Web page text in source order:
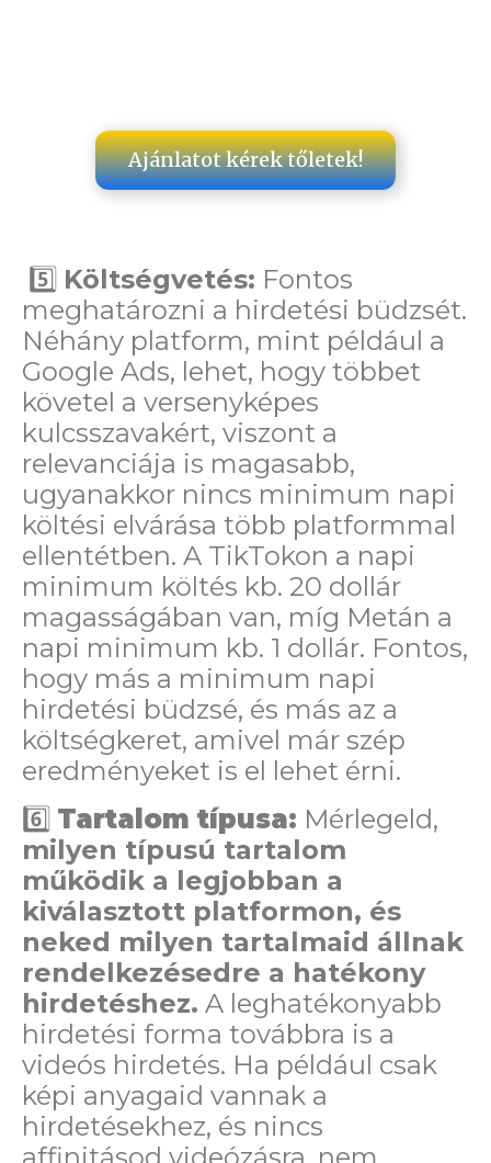
Ajánlatot kérek tőletek!
5️⃣ Költségvetés: Fontos
meghatározni a hirdetési büdzsét.
Néhány platform, mint például a
Google Ads, lehet, hogy többet
követel a versenyképes
kulcsszavakért, viszont a
relevanciája is magasabb,
ugyanakkor nincs minimum napi
költési elvárása több platformmal
ellentétben. A TikTokon a napi
minimum költés kb. 20 dollár
magasságában van, míg Metán a
napi minimum kb. 1 dollár. Fontos,
hogy más a minimum napi
hirdetési büdzsé, és más az a
költségkeret, amivel már szép
eredményeket is el lehet érni.
6️⃣ Tartalom típusa: Mérlegeld,
milyen típusú tartalom
működik a legjobban a
kiválasztott platformon, és
neked milyen tartalmaid állnak
rendelkezésedre a hatékony
hirdetéshez. A leghatékonyabb
hirdetési forma továbbra is a
videós hirdetés. Ha például csak
képi anyagaid vannak a
hirdetésekhez, és nincs
affinitásod videózásra, nem